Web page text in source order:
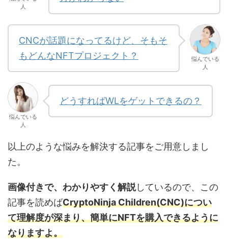
人
CNCが話題になってるけど、そもそ
もどんなNFTプロジェクト？
悩んでいる
人
悩んでいる
人
どうすればWLをゲットできるの？
以上のような悩みを解決する記事をご用意しまし
た。
画像付きで、わかりやすく解説しているので、この
記事を読めばCryptoNinja Children(CNC)につい
て理解度が深まり、簡単にNFTを購入できるように
なりますよ。